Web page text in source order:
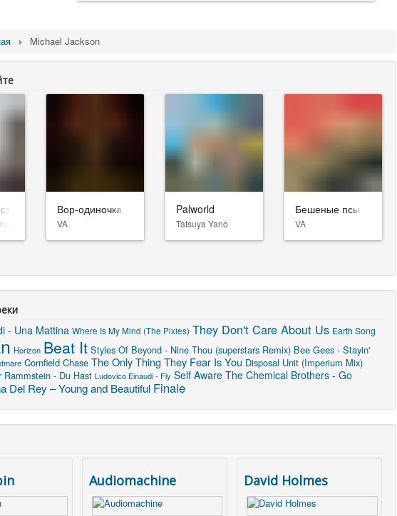
Michael Jackson
Вор-одиночка
VA
Palworld
Tatsuya Yano
Бешеные псы
VA
- Una Mattina Where Is My Mind (The Pixies) They Don't Care About Us Earth Song
Horizon Beat It Styles Of Beyond - Nine Thou (superstars Remix) Bee Gees - Stayin'
Cornfield Chase The Only Thing They Fear Is You Disposal Unit (Imperium Mix)
Rammstein - Du Hast Ludovico Einaudi - Fly Self Aware The Chemical Brothers - Go
Del Rey – Young and Beautiful Finale
Audiomachine David Holmes